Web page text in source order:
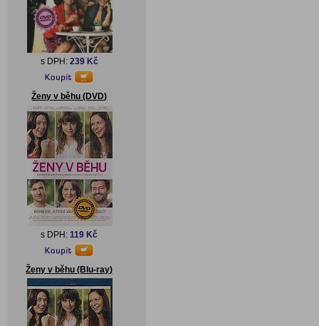
s DPH: 239 Kč
Ženy v běhu (DVD)
s DPH:119 Kč
Ženy v běhu (Blu-ray)